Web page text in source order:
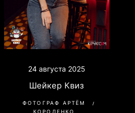
24 августа 2025
Шейкер Квиз
ФОТОГРАФ АРТЁМ
КОРОЛЕНКО